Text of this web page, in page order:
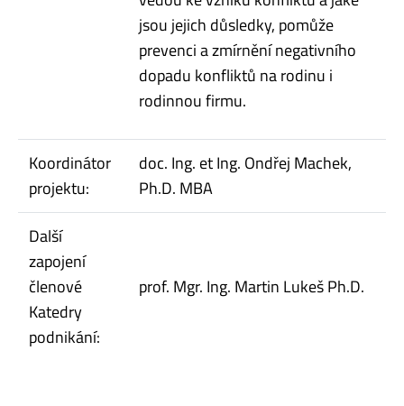
jsou jejich důsledky, pomůže
prevenci a zmírnění negativního
dopadu konfliktů na rodinu i
rodinnou firmu.
Koordinátor
projektu:
doc. Ing. et Ing. Ondřej Machek,
Ph.D. MBA
Další
zapojení
členové
Katedry
podnikání:
prof. Mgr. Ing. Martin Lukeš Ph.D.